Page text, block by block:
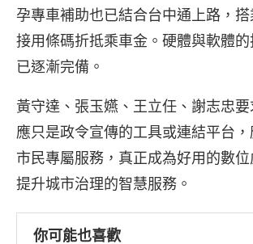
孕專車補助也已結合台中通上路，
接用條碼折抵乘車金。硬體與軟體
已逐漸完備。
黃守達、張玉嬿、王立任、謝志忠
應只是政令宣傳的工具或連結平台
市民專屬服務，真正成為好用的數位
提升城市治理的智慧服務。
你可能也喜歡